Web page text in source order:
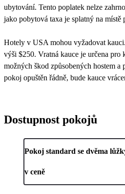
ubytování. Tento poplatek nelze
jako pobytová taxa je splatný na místě
Hotely v USA mohou vyžadovat
výši $250. Vratná kauce je určena pro
možných škod způsobených hostem a
pokoj opuštěn řádně, bude kauce
Dostupnost pokojů
Pokoj standard se dvěma
v ceně